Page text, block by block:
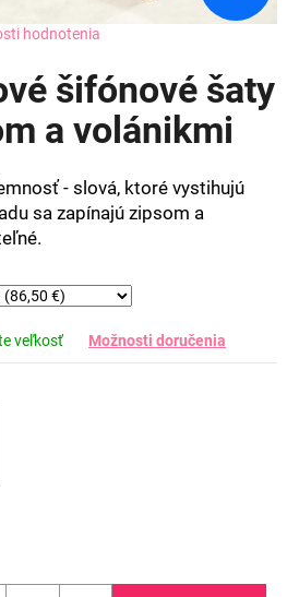
hodnotenia
šifónové šaty
a volánikmi
- slová, ktoré vystihujú
sa zapínajú zipsom a
veľkosť Možnosti doručenia